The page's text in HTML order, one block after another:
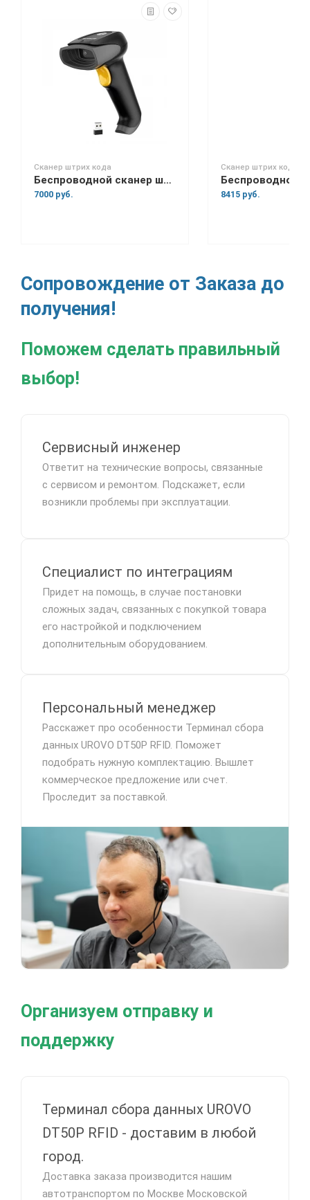
Сканер штрих кода
Беспроводной сканер штрих-кода Space Lite BT
7000 руб.
Сканер штрих кода
8415 руб.
Сопровождение от Заказа до
получения!
Поможем сделать правильный
выбор!
Сервисный инженер
Ответит на технические вопросы, связанные
с сервисом и ремонтом. Подскажет, если
возникли проблемы при эксплуатации.
Специалист по интеграциям
Придет на помощь, в случае постановки
сложных задач, связанных с покупкой товара
его настройкой и подключением
дополнительным оборудованием.
Персональный менеджер
Расскажет про особенности Терминал сбора
данных UROVO DT50P RFID. Поможет
подобрать нужную комплектацию. Вышлет
коммерческое предложение или счет.
Проследит за поставкой.
Организуем отправку и
поддержку
Терминал сбора данных UROVO
DT50P RFID - доставим в любой
город.
Доставка заказа производится нашим
автотранспортом по Москве Московской